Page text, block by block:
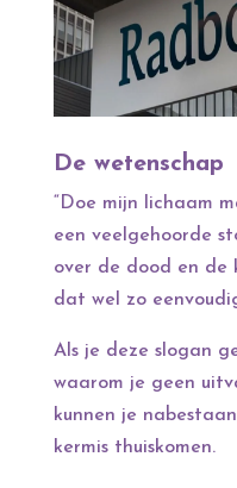
De wetenschap
“Doe mijn lichaam
een veelgehoorde
over de dood en de
dat wel zo
Als je deze slogan
waarom je geen
kunnen je
kermis thuiskomen.